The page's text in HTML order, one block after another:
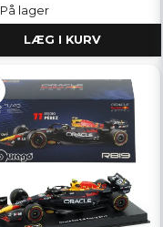
På lager
LÆG I KURV